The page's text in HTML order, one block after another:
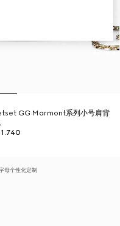
GG Marmont系列小号肩背
母个性化定制